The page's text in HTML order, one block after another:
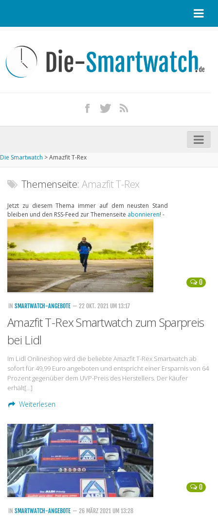
Kontakt / Tipp geben
Impressum
iPhone kaufen
Startseite
Aktuelle Smartwatches im Test
Marken und Modelle
Handytarife
BASE
Smartphonetarife
Datentarife
o2
Smartphonetarife
Flatrate-Prepaidtarife
Mobilfunk-Tarifrechner
Die Smartwatch >Amazfit T-Rex
Themenseite: Amazfit T-Rex
Jetzt zu diesem Thema immer auf dem neusten Stand
bleiben und den RSS-Feed zur Themenseite abonnieren! -
0
IN SMARTWATCH-ANGEBOTE — 22 OKT. 2021 UM 13:17
Amazfit T-Rex Smartwatch zum Sparpreis
bei Lidl
Im Lidl Onlineshop wird die beliebte Amazfit T-Rex Smartwatch ab
sofort für 49,99 Euro angeboten und entspricht einer Ersparnis von 64
Prozent gegenüber dem UVP-Preis des Herstellers. Der Käufer
erhält[…]
Weiterlesen
0
IN SMARTWATCH-ANGEBOTE — 26 MÄRZ 2021 UM 13:28